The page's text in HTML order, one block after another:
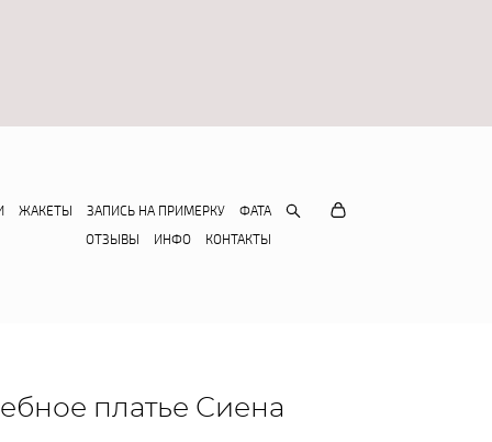
ЖАКЕТЫ ЗАПИСЬ НА ПРИМЕРКУ
ФАТА
ОТЗЫВЫ
ИНФО КОНТАКТЫ
платье Сиена